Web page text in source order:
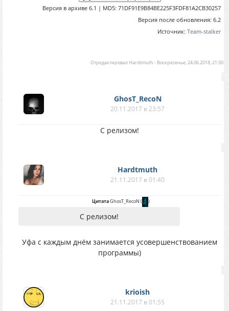
Версия в архиве 6.1 | MD5: 71DF91E9B84BE225F3FDF81A2CB30257
Версия после обновления: 6.2
Источник: Team-stalker
Отредактировал Hardtmuth - Воскресенье, 24.06.2018, 21:30
GhosT_RecoN
20.11.2017 в 23:57
С релизом!
Hardtmuth
21.11.2017 в 01:40
ЦитатаGhosT_RecoN ( )
С релизом!
Уфа с каждым днём занимается усовершенствованием
программы)
krioish
21.11.2017 в 01:55